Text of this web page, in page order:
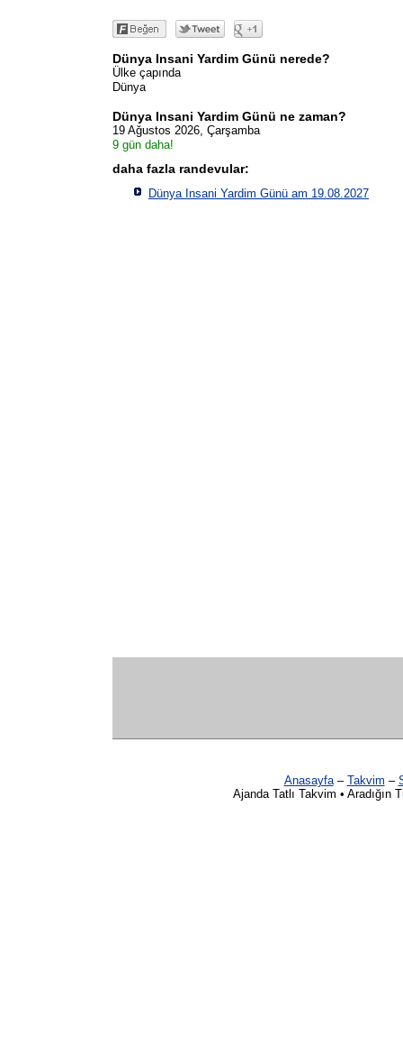
Dünya Insani Yardim Günü nerede?
Ülke çapında
Dünya
Dünya Insani Yardim Günü ne zaman?
19 Ağustos 2026, Çarşamba
9 gün daha!
daha fazla randevular:
Dünya Insani Yardim Günü am 19.08.2027
Anasayfa– Takvim –
Ajanda Tatlı Takvim •